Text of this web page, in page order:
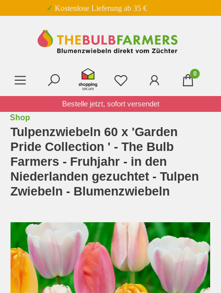
Zum Hauptinhalt springen✓ Kostenlose Lieferung ab 35 €
Du hast 0 Produkte auf
0
Bestelle jetzt, sofort versendet
Shop
Tulpenzwiebeln 60 x 'Garden
Pride Collection ' - The Bulb
Farmers - Fruhjahr - in den
Niederlanden gezuchtet - Tulpen
Zwiebeln - Blumenzwiebeln